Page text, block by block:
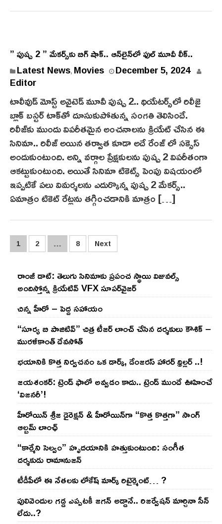
” పుష్ప 2 ” మేకర్స్‌కు బిగ్ షాక్.. ఆన్‌లైన్‌లో ఫుల్ మూవీ లీక్‌..
Latest News, Movies December 5, 2024
Editor
టాలీవుడ్ మోస్ట్ అవైటెడ్ మూవీ పుష్ప 2.. థియేటర్స్‌లో రిలీజై
బ్లాక్ బస్టర్ టాక్‌తో దూసుకుపోతున్న సంగతి తెలిసిందే.
రిలీజ్‌కు ముందు విపరీతమైన అంచనాలను క్రియేట్ చేసిన ఈ
సినిమా.. రిలీజ్ అయిన తర్వాత కూడా అదే రేంజ్ లో సక్సెస్
అందుకుంటుంది. అన్ని వర్గాల ప్రేక్షకులను పుష్ప 2 విపరీతంగా
ఆకట్టుకుంటుంది. అయితే సినిమా టికెట్స్ పెంపు విషయంలో
ఇప్పటికే పలు విమర్శలను ఎదుర్కొన్న పుష్ప 2 మేకర్స్..
ఏమాత్రం టికెట్ రేట్లను తగ్గించడానికి మాత్రం […]
Posts
1 2 … 8 Next
రాంజీ డాట్: తెలుగు సినిమాకు ప్రపంచ స్థాయి విజువల్స్
అందిస్తోన్న క్రియేటివ్ VFX సూపర్‌వైజర్
చిన్న హీరో – పెద్ద సహాయం
“సూర్య బి పాజిటివ్” చిత్ర టీజర్ లాంచ్ చేసిన‌ దర్శకులు కౌశిక్ –
మురళీకాంత్ దేవసోత్
భయానికి కొత్త నిర్వచనం ఒక డార్క్, డేంజరస్ హారర్ థ్రిల్లర్ ..!
జయశంకర్: ట్రెండ్‌ ఫాలో అవ్వడం కాదు.. ట్రెండ్‌ ముందే ఊహించే
‘విజనరీ’!
హీరోయిన్ శ్రీజ డైరెక్ష‌న్ & హీరోయిన్‌గా “కొత్త కొత్తగా” సాంగ్
ఆల్బమ్ లాంఛ్
“కార్మేని సెల్వం” హృదయానికి హత్తుకుంటుంది: సంగీత
దర్శకుడు రామానుజన్
టీడీపీలో ఈ నేత‌ల‌కు లోకేష్ మార్క్ రిటైర్మెంట్‌… ?
పులివెందుల గ‌డ్డ ఎప్ప‌ట‌కీ జ‌గ‌న్ అడ్డానే.. రిజ‌ర్వేష‌న్ మార్చినా సీన్
లేదు..?